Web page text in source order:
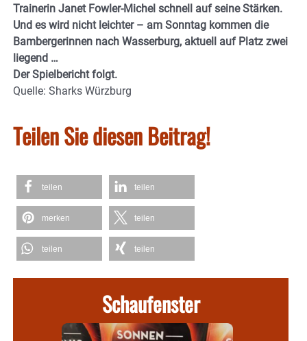
Trainerin Janet Fowler-Michel schnell auf seine Stärken.
Und es wird nicht leichter – am Sonntag kommen die
Bambergerinnen nach Wasserburg, aktuell auf Platz zwei
liegend …
Der Spielbericht folgt.
Quelle: Sharks Würzburg
Teilen Sie diesen Beitrag!
teilen teilen
merken teilen
teilen teilen
Schaufenster